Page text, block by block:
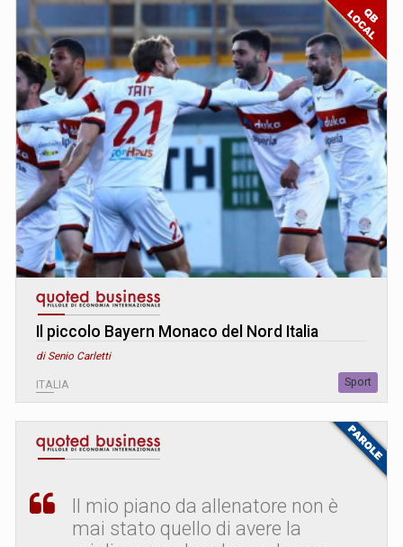
Il piccolo Bayern Monaco del Nord Italia
di Senio Carletti
ITALIA Sport
Il mio piano da allenatore non è
mai stato quello di avere la